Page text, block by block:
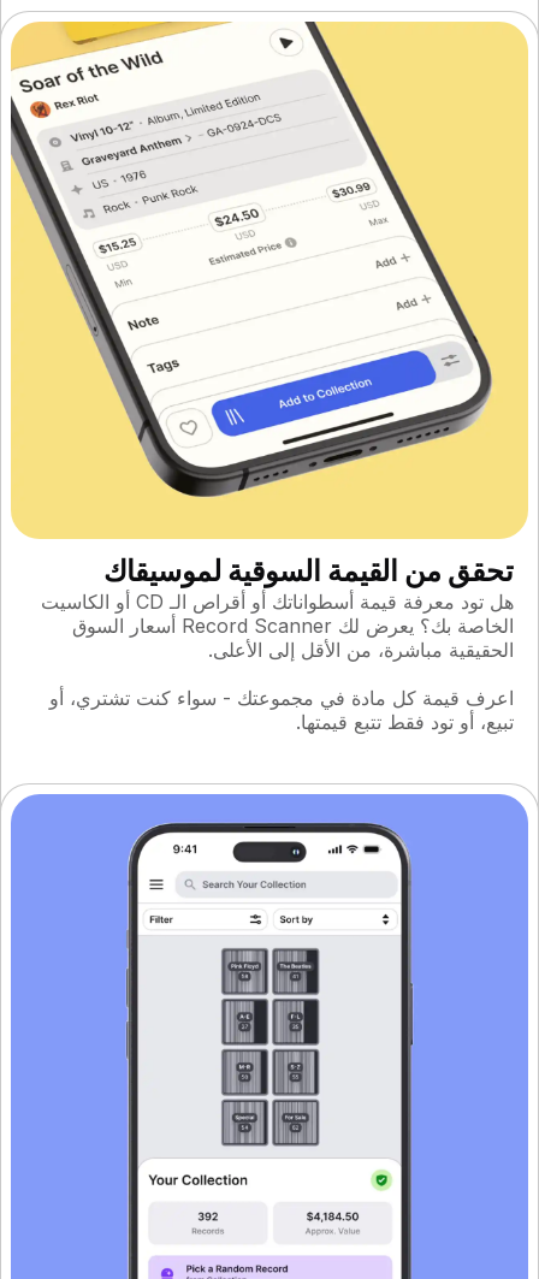
تحقق من القيمة السوقية لموسيقاك
هل تود معرفة قيمة أسطواناتك أو أقراص الـ CD أو الكاسيت
الخاصة بك؟ يعرض لك Record Scanner أسعار السوق
الحقيقية مباشرة، من الأقل إلى الأعلى.
اعرف قيمة كل مادة في مجموعتك - سواء كنت تشتري، أو
تبيع، أو تود فقط تتبع قيمتها.